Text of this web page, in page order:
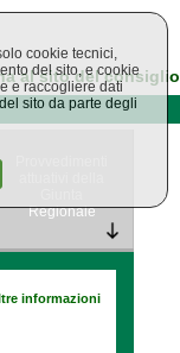
al sito del consiglio
Regionale
informazioni
cookie tecnici,
del sito, e cookie
e raccogliere dati
sito da parte degli